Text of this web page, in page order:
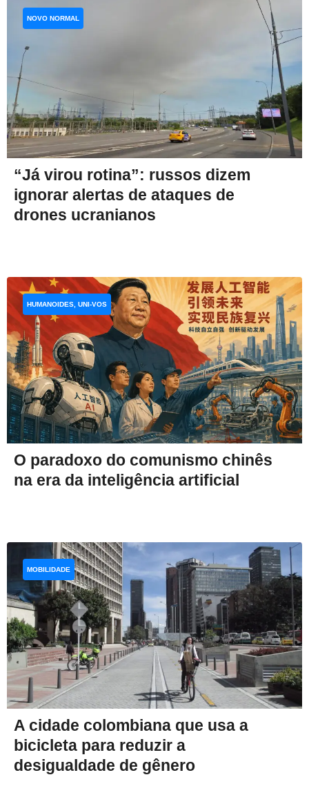
“Já virou rotina”: russos dizem
ignorar alertas de ataques de
drones ucranianos
NOVO NORMAL
O paradoxo do comunismo chinês
na era da inteligência artificial
HUMANOIDES, UNI-VOS
A cidade colombiana que usa a
bicicleta para reduzir a
desigualdade de gênero
MOBILIDADE